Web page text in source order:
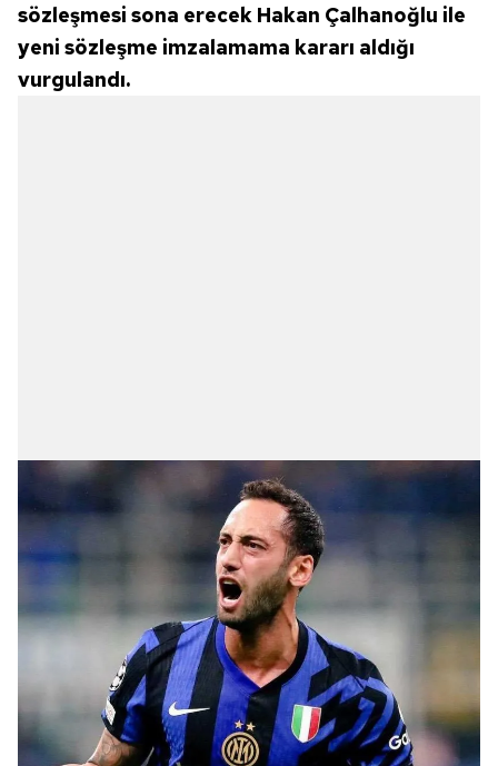
sözleşmesi sona erecek Hakan Çalhanoğlu ile
yeni sözleşme imzalamama kararı aldığı
vurgulandı.